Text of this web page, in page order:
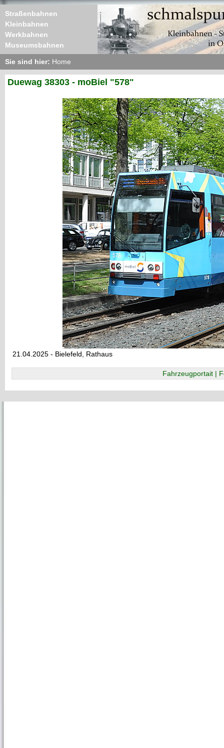
Straßenbahnen
Kleinbahnen
Werkbahnen
Museumsbahnen
Sie sind hier: Home
Duewag 38303 - moBiel "578"
21.04.2025 - Bielefeld, Rathaus
Fahrzeugportait |